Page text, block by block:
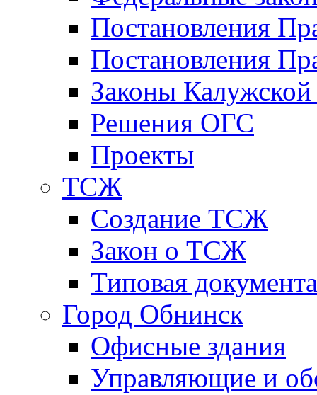
Постановления
Постановления
Законы Калужской
Решения ОГС
Проекты
ТСЖ
Создание ТСЖ
Закон о ТСЖ
Типовая
Город Обнинск
Офисные здания
Управляющие и